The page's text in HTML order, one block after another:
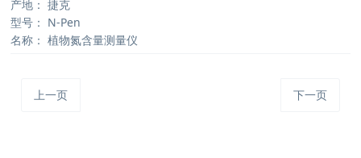
产地： 捷克
型号： N-Pen
名称： 植物氮含量测量仪
上一页 下一页